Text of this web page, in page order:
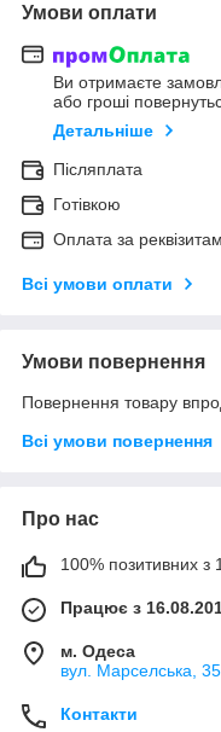
Умови оплати
Ви отримаєте
або гроші
Детальніше
Післяплата
Готівкою
Оплата за
Всі умови оплати
Умови повернення
Повернення товару
Всі умови повернення
Про нас
100% позитивних з
Працює з
м. Одеса
вул. Марселська,
Контакти